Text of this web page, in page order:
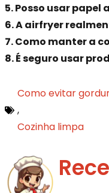
5. Posso usar
6. A airfryer
7. Como manter a
8. É seguro usar
Como evitar
,
Cozinha limpa